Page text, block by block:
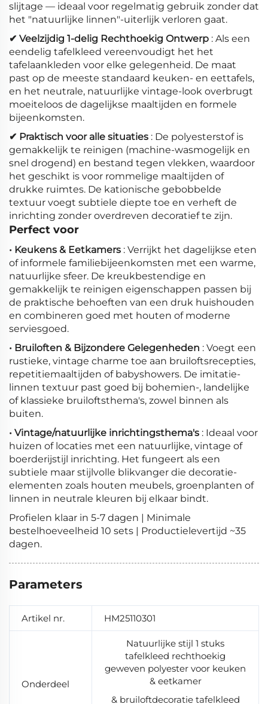
slijtage — ideaal voor regelmatig gebruik zonder dat
het "natuurlijke linnen"-uiterlijk verloren gaat.
✔ Veelzijdig 1-delig Rechthoekig Ontwerp : Als een
eendelig tafelkleed vereenvoudigt het het
tafelaankleden voor elke gelegenheid. De maat
past op de meeste standaard keuken- en eettafels,
en het neutrale, natuurlijke vintage-look overbrugt
moeiteloos de dagelijkse maaltijden en formele
bijeenkomsten.
✔ Praktisch voor alle situaties : De polyesterstof is
gemakkelijk te reinigen (machine-wasmogelijk en
snel drogend) en bestand tegen vlekken, waardoor
het geschikt is voor rommelige maaltijden of
drukke ruimtes. De kationische gebobbelde
textuur voegt subtiele diepte toe en verheft de
inrichting zonder overdreven decoratief te zijn.
Perfect voor
• Keukens & Eetkamers : Verrijkt het dagelijkse eten
of informele familiebijeenkomsten met een warme,
natuurlijke sfeer. De kreukbestendige en
gemakkelijk te reinigen eigenschappen passen bij
de praktische behoeften van een druk huishouden
en combineren goed met houten of moderne
serviesgoed.
• Bruiloften & Bijzondere Gelegenheden : Voegt een
rustieke, vintage charme toe aan bruiloftsrecepties,
repetitiemaaltijden of babyshowers. De imitatie-
linnen textuur past goed bij bohemien-, landelijke
of klassieke bruiloftsthema's, zowel binnen als
buiten.
• Vintage/natuurlijke inrichtingsthema's : Ideaal voor
huizen of locaties met een natuurlijke, vintage of
boerderijstijl inrichting. Het fungeert als een
subtiele maar stijlvolle blikvanger die decoratie-
elementen zoals houten meubels, groenplanten of
linnen in neutrale kleuren bij elkaar bindt.
Profielen klaar in 5-7 dagen | Minimale
bestelhoeveelheid 10 sets | Productielevertijd ~35
dagen.
Parameters
Artikel nr. HM25110301
Onderdeel
Natuurlijke stijl 1 stuks
tafelkleed rechthoekig
geweven polyester voor keuken
& eetkamer
& bruiloftdecoratie tafelkleed